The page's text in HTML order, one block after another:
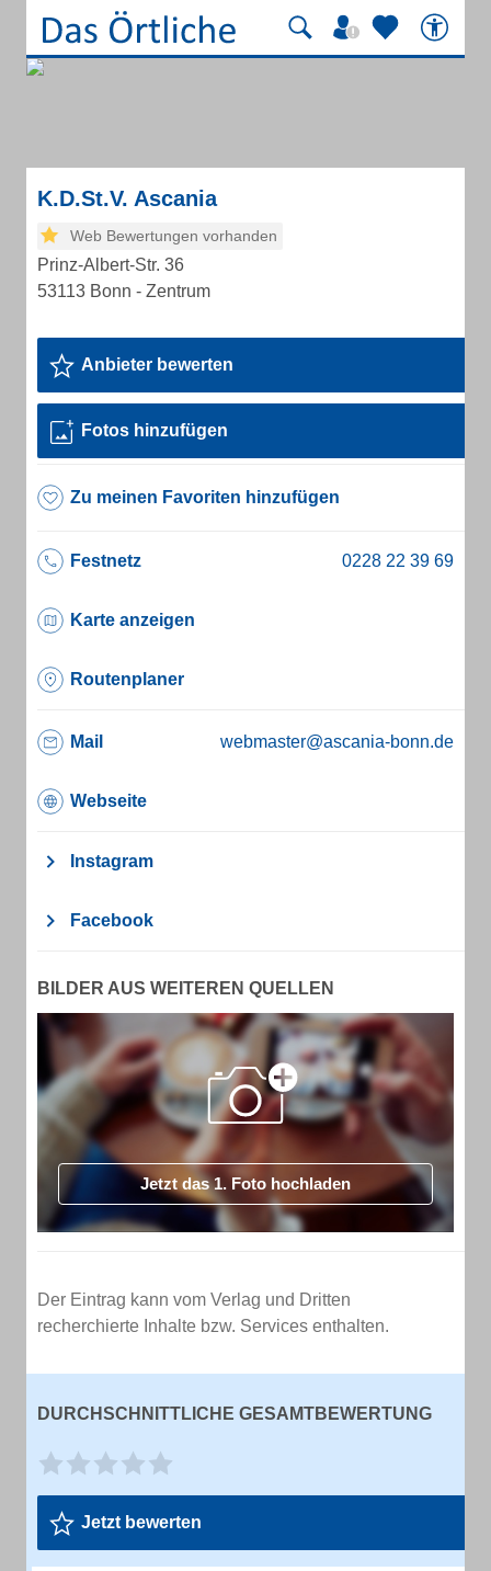
K.D.St.V. Ascania
Web Bewertungen vorhanden
Prinz-Albert-Str. 36
53113 Bonn - Zentrum
Anbieter bewerten
Fotos hinzufügen
Zu meinen Favoriten hinzufügen
Festnetz
Karte anzeigen
Routenplaner
Mail webmaster@ascania-bonn.de
Webseite
Instagram
Facebook
BILDER AUS WEITEREN QUELLEN
Jetzt das 1. Foto hochladen
Der Eintrag kann vom Verlag und Dritten
recherchierte Inhalte bzw. Services enthalten.
DURCHSCHNITTLICHE GESAMTBEWERTUNG
Jetzt bewerten